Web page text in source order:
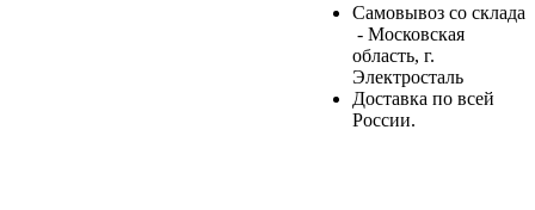
Самовывоз со склада
- Московская
область, г.
Электросталь
Доставка по всей
России.